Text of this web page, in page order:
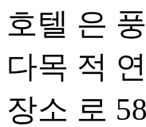
호텔 은
다목 적
장소 로